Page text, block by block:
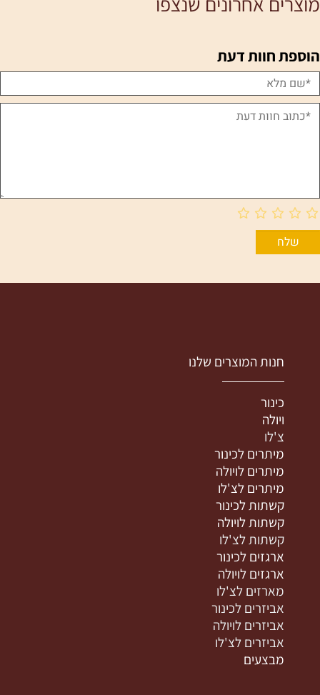
הוספת חוות דעת
חנות המוצרים שלנו
כינור
ויולה
צ'לו
מיתרים לכינור
מיתרים לויולה
מיתרים לצ'לו
קשתות לכינור
קשתות לויולה
קשתות לצ'לו
ארגזים לכינור
ארגזים לויולה
מארזים לצ'לו
אביזרים לכינור
אביזרים לויולה
אביזרים לצ'לו
מבצעים